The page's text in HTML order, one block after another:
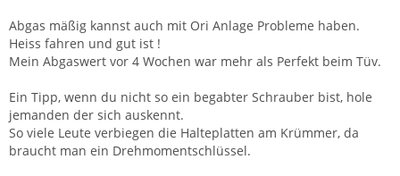
Abgas mäßig kannst auch mit Ori Anlage Probleme haben.
Heiss fahren und gut ist !
Mein Abgaswert vor 4 Wochen war mehr als Perfekt beim Tüv.
Ein Tipp, wenn du nicht so ein begabter Schrauber bist, hole
jemanden der sich auskennt.
So viele Leute verbiegen die Halteplatten am Krümmer, da
braucht man ein Drehmomentschlüssel.